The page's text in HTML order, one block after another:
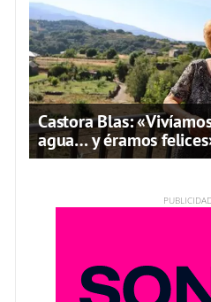
Castora Blas:
agua… y éramos